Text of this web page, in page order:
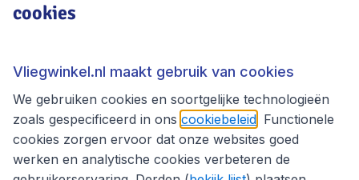
Vliegwinkel.nl
Thema's
cookies
Vliegwinkel.nl maakt gebruik van cookies
We gebruiken cookies en soortgelijke technologieën
zoals gespecificeerd in ons cookiebeleid . Functionele
cookies zorgen ervoor dat onze websites goed
werken en analytische cookies verbeteren de